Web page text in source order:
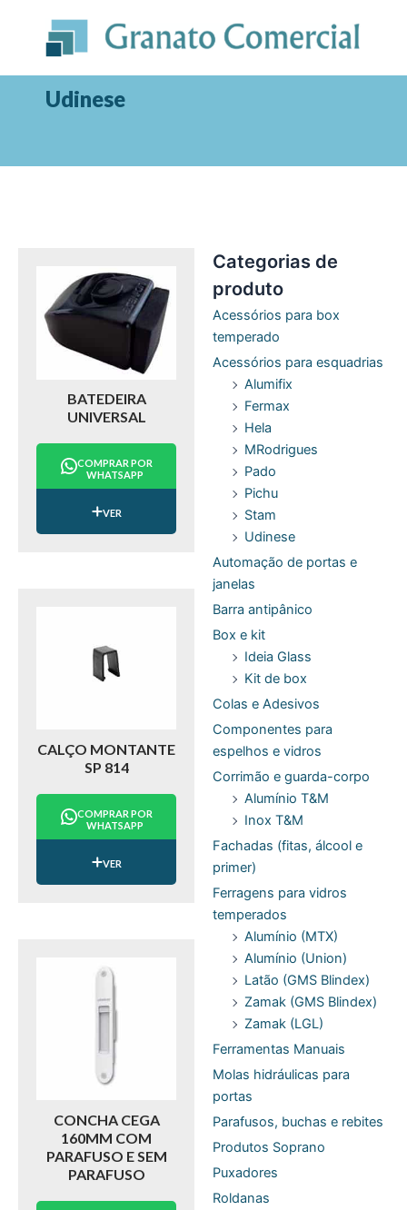
conteúdo
Udinese
Categorias de
produto
Acessórios para box
temperado
Acessórios para esquadrias
Alumifix
Fermax
Hela
MRodrigues
Pado
Pichu
Stam
Udinese
Automação de portas e
janelas
Barra antipânico
Box e kit
Ideia Glass
Kit de box
Colas e Adesivos
Componentes para
espelhos e vidros
Corrimão e guarda-corpo
Alumínio T&M
Inox T&M
Fachadas (fitas, álcool e
primer)
Ferragens para vidros
temperados
Alumínio (MTX)
Alumínio (Union)
Latão (GMS Blindex)
Zamak (GMS Blindex)
Zamak (LGL)
Ferramentas Manuais
Molas hidráulicas para
portas
Parafusos, buchas e rebites
Produtos Soprano
Puxadores
Roldanas
BATEDEIRA
UNIVERSAL
COMPRAR POR
WHATSAPP
VER
CALÇO MONTANTE
SP 814
COMPRAR POR
WHATSAPP
VER
CONCHA CEGA
160MM COM
PARAFUSO E SEM
PARAFUSO